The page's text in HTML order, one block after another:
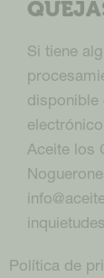
Si tiene
disponible
Aceite los
Política de